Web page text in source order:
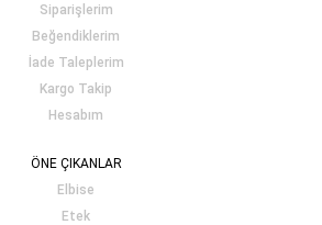
Siparişlerim
Beğendiklerim
İade Taleplerim
Kargo Takip
Hesabım
ÖNE ÇIKANLAR
Elbise
Etek